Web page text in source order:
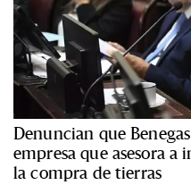
Denuncian que
empresa que asesora a
la compra de tierras